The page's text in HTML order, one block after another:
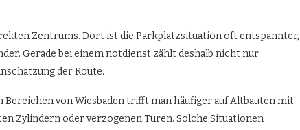
Zentrums. Dort ist die Parkplatzsituation oft entspannter,
Gerade bei einem notdienst zählt deshalb nicht nur
der Route.
Bereichen von Wiesbaden trifft man häufiger auf Altbauten mit
Zylindern oder verzogenen Türen. Solche Situationen